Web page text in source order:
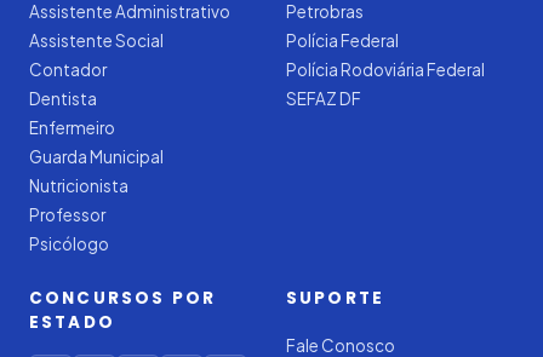
Assistente Administrativo
Assistente Social
Contador
Dentista
Enfermeiro
Guarda Municipal
Nutricionista
Professor
Psicólogo
Petrobras
Polícia Federal
Polícia Rodoviária Federal
SEFAZ DF
CONCURSOS POR
ESTADO
SUPORTE
Fale Conosco